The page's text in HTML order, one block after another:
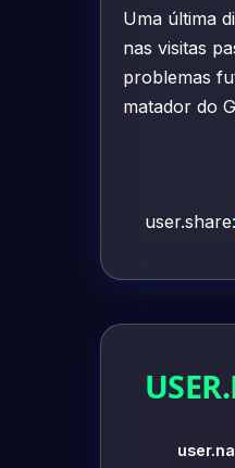
Uma última
nas visitas
problemas
matador do
user.share: